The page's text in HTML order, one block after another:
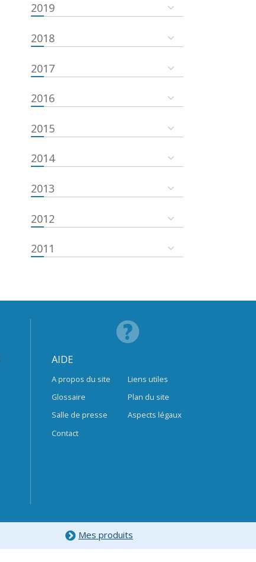
2019
2018
2017
2016
2015
2014
2013
2012
2011
AIDE
A propos du site
Glossaire
Salle de presse
Contact
Liens utiles
Plan du site
Aspects légaux
Mes produits